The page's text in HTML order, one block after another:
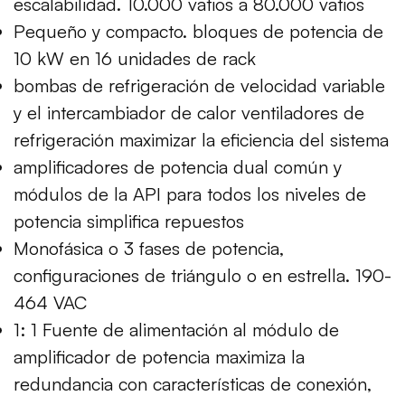
Pequeño y compacto. bloques de potencia de
10 kW en 16 unidades de rack
bombas de refrigeración de velocidad variable
y el intercambiador de calor ventiladores de
refrigeración maximizar la eficiencia del sistema
amplificadores de potencia dual común y
módulos de la API para todos los niveles de
potencia simplifica repuestos
Monofásica o 3 fases de potencia,
configuraciones de triángulo o en estrella. 190-
464 VAC
1: 1 Fuente de alimentación al módulo de
amplificador de potencia maximiza la
redundancia con características de conexión,